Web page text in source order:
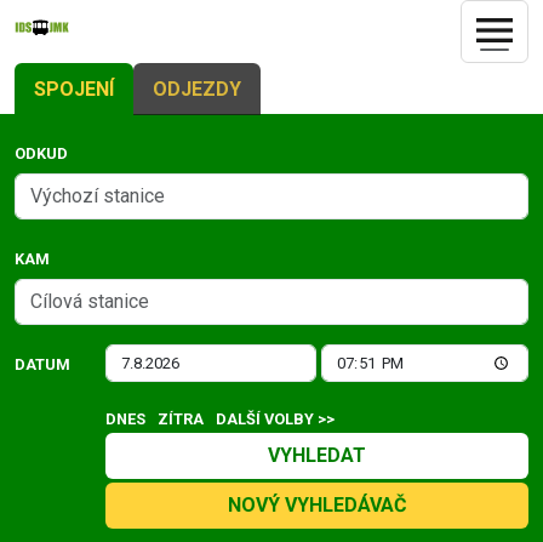
SPOJENÍ ODJEZDY
ODKUD
KAM
DATUM
DNES ZÍTRA DALŠÍ VOLBY >>
VYHLEDAT
NOVÝ VYHLEDÁVAČ